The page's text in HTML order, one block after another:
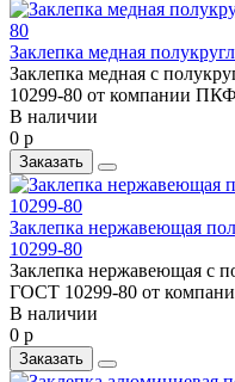
Заклепка медная
Заклепка медная с
10299-80 от компании
В наличии
0 р
Заказать
Заклепка нержавеющая
10299-80
Заклепка нержавеющая с
ГОСТ 10299-80 от
В наличии
0 р
Заказать